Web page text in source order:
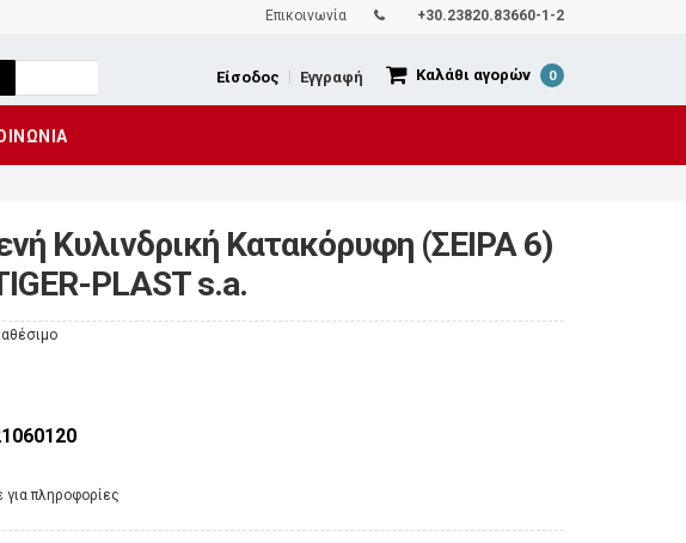
Επικοινωνία +30.23820.83660-1-2
Καλάθι αγορών 0
Εγγραφή
Είσοδος
Κυλινδρική Κατακόρυφη (ΣΕΙΡΑ 6)
PLAST s.a.
για πληροφορίες